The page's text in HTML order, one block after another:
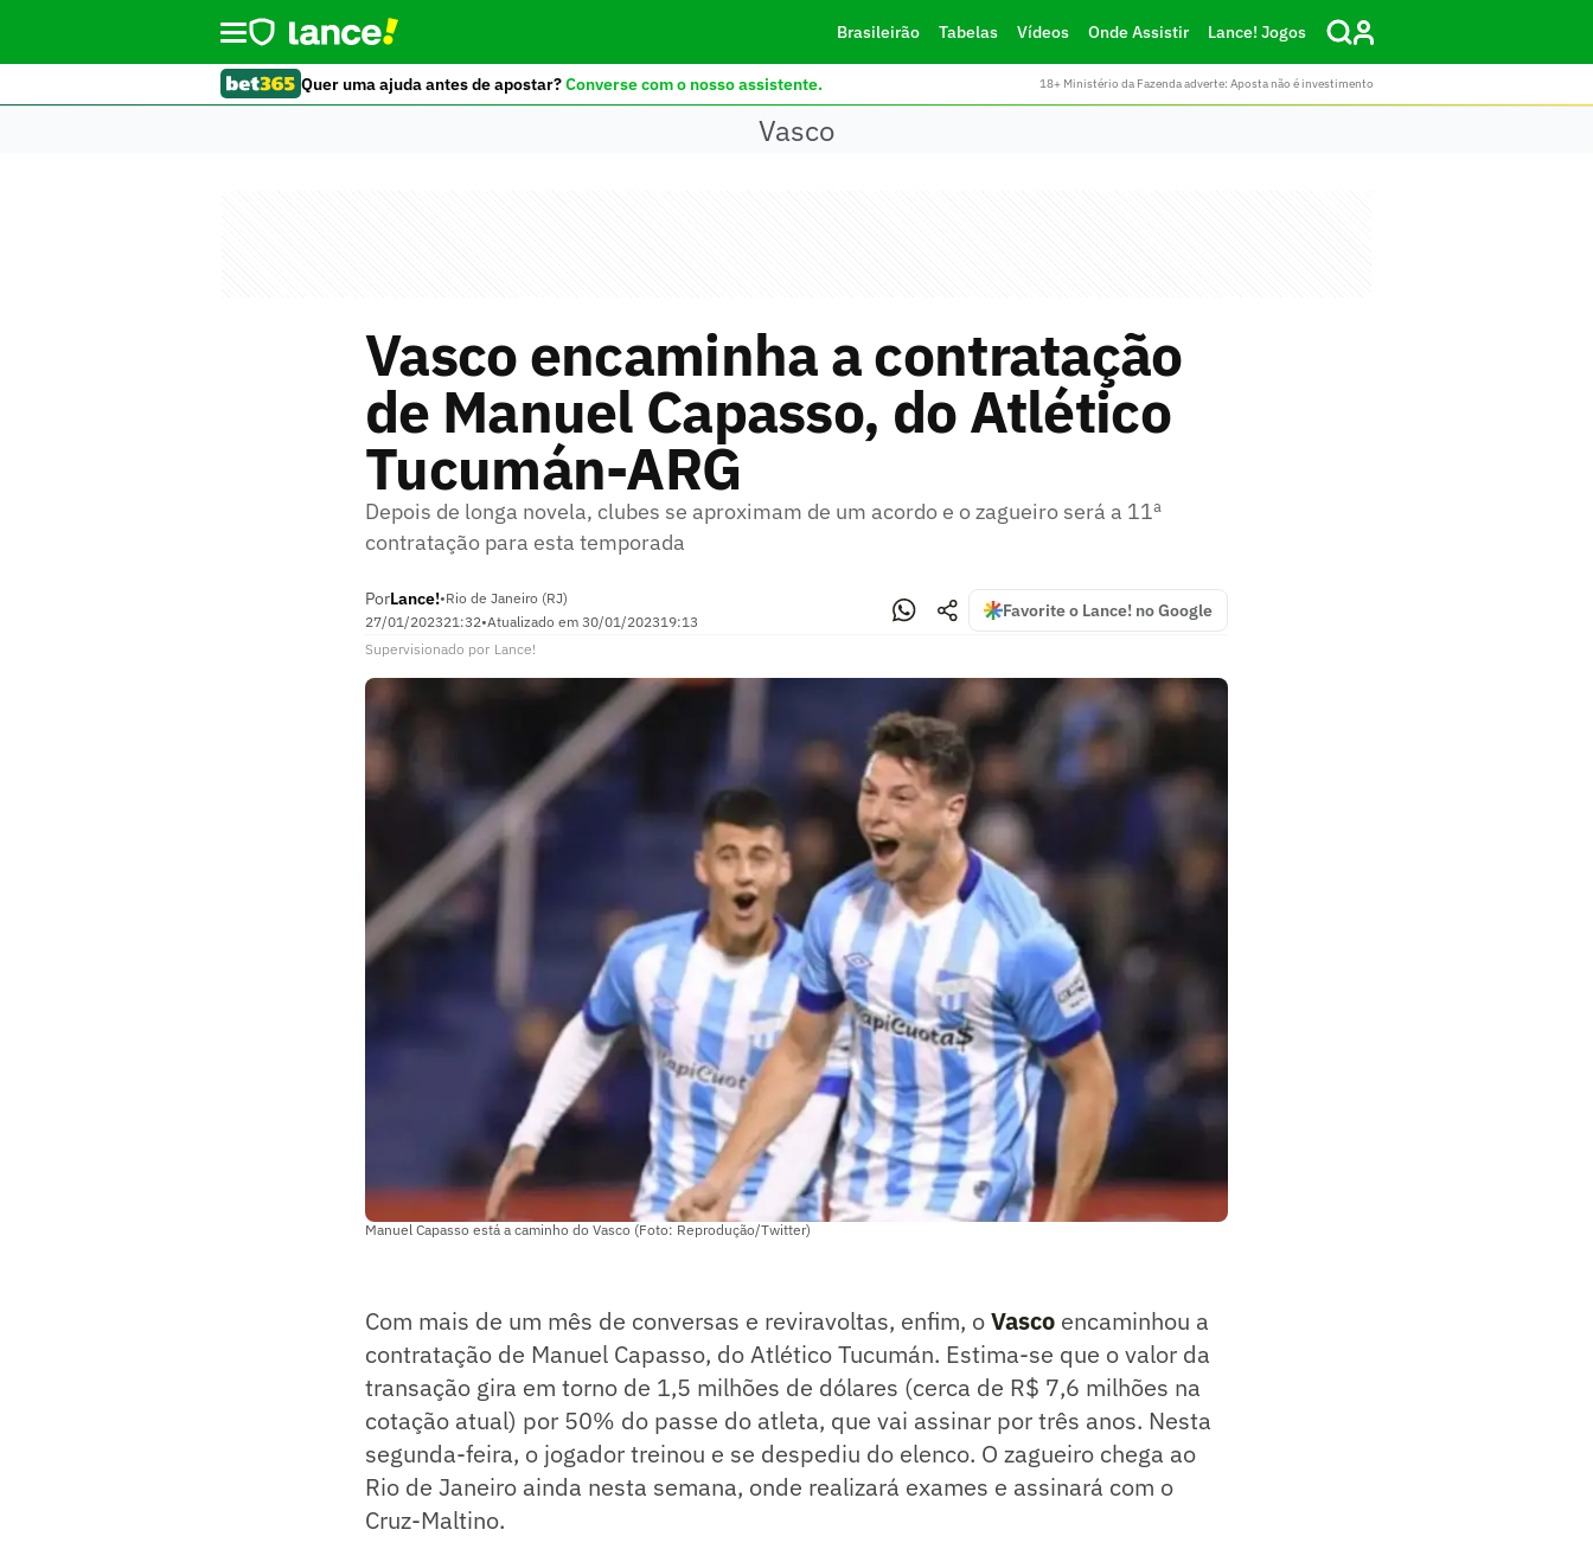
Brasileirão Tabelas Vídeos Onde Assistir Lance! Jogos
Quer uma ajuda antes de apostar?Converse com o nosso assistente. 18+ Ministério da Fazenda adverte: Aposta não é investimento
Vasco
Vasco encaminha a contratação
de Manuel Capasso, do Atlético
Tucumán-ARG
Depois de longa novela, clubes se aproximam de um acordo e o zagueiro será a 11ª
contratação para esta temporada
PorLance!•Rio de Janeiro (RJ)
27/01/202321:32•Atualizado em 30/01/202319:13
Favorite o Lance! no Google
Supervisionado por Lance!
Manuel Capasso está a caminho do Vasco (Foto: Reprodução/Twitter)
Com mais de um mês de conversas e reviravoltas, enfim, oVasco encaminhou a
contratação de Manuel Capasso, do Atlético Tucumán. Estima-se que o valor da
transação gira em torno de 1,5 milhões de dólares (cerca de R$ 7,6 milhões na
cotação atual) por 50% do passe do atleta, que vai assinar por três anos. Nesta
segunda-feira, o jogador treinou e se despediu do elenco. O zagueiro chega ao
Rio de Janeiro ainda nesta semana, onde realizará exames e assinará com o
Cruz-Maltino.